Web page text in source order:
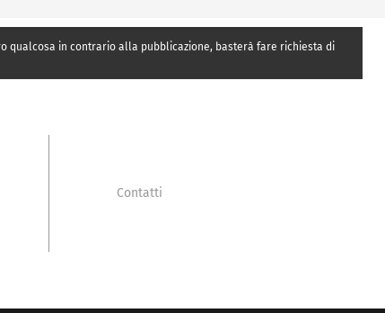
qualcosa in contrario alla pubblicazione, basterà fare richiesta di
Contatti